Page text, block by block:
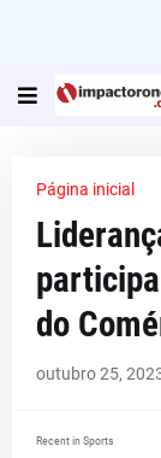
Página inicial
do
outubro 25,
Recent in Sports